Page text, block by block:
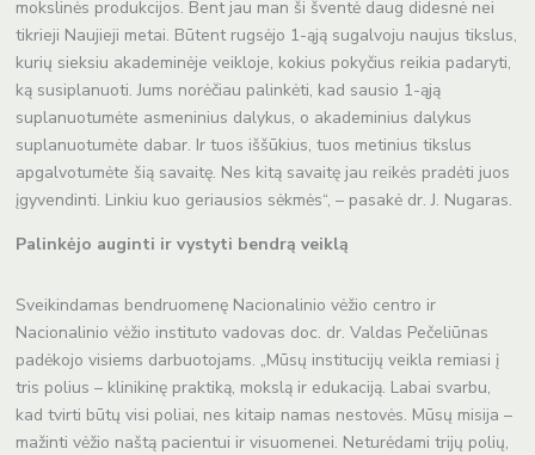
mokslinės produkcijos. Bent jau man ši šventė daug didesnė nei
tikrieji Naujieji metai. Būtent rugsėjo 1-ąją sugalvoju naujus tikslus,
kurių sieksiu akademinėje veikloje, kokius pokyčius reikia padaryti,
ką susiplanuoti. Jums norėčiau palinkėti, kad sausio 1-ąją
suplanuotumėte asmeninius dalykus, o akademinius dalykus
suplanuotumėte dabar. Ir tuos iššūkius, tuos metinius tikslus
apgalvotumėte šią savaitę. Nes kitą savaitę jau reikės pradėti juos
įgyvendinti. Linkiu kuo geriausios sėkmės“, – pasakė dr. J. Nugaras.
Palinkėjo auginti ir vystyti bendrą veiklą
Sveikindamas bendruomenę Nacionalinio vėžio centro ir
Nacionalinio vėžio instituto vadovas doc. dr. Valdas Pečeliūnas
padėkojo visiems darbuotojams. „Mūsų institucijų veikla remiasi į
tris polius – klinikinę praktiką, mokslą ir edukaciją. Labai svarbu,
kad tvirti būtų visi poliai, nes kitaip namas nestovės. Mūsų misija –
mažinti vėžio naštą pacientui ir visuomenei. Neturėdami trijų polių,